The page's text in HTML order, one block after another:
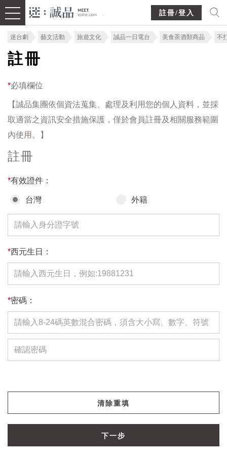
註冊/登入
迷台劇 藝文活動 旅遊文化 誠品一日電台 美食茶酒類商品 不
註冊
*必填欄位
【誠品集團依個資法蒐集、處理及利用您的個人資料，並採
取適當之資訊安全措施保護，僅於會員註冊及相關服務範圍
內使用。】
註冊
*有效證件：
台灣 外籍
*西元生日：
*密碼：